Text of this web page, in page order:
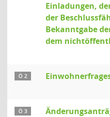
Einladungen,
der
Bekanntgabe
dem
Ö 2
Ö 3